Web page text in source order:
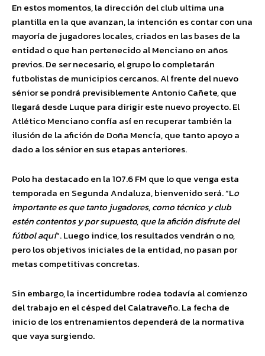
En estos momentos, la dirección del club ultima una
plantilla en la que avanzan, la intención es contar con una
mayoría de jugadores locales, criados en las bases de la
entidad o que han pertenecido al Menciano en años
previos. De ser necesario, el grupo lo completarán
futbolistas de municipios cercanos. Al frente del nuevo
sénior se pondrá previsiblemente Antonio Cañete, que
llegará desde Luque para dirigir este nuevo proyecto. El
Atlético Menciano confía así en recuperar también la
ilusión de la afición de Doña Mencía, que tanto apoyo a
dado a los sénior en sus etapas anteriores.
Polo ha destacado en la 107.6 FM que lo que venga esta
temporada en Segunda Andaluza, bienvenido será. “Lo
importante es que tanto jugadores, como técnico y club
estén contentos y por supuesto, que la afición disfrute del
fútbol aquí“. Luego indice, los resultados vendrán o no,
pero los objetivos iniciales de la entidad, no pasan por
metas competitivas concretas.
Sin embargo, la incertidumbre rodea todavía al comienzo
del trabajo en el césped del Calatraveño. La fecha de
inicio de los entrenamientos dependerá de la normativa
que vaya surgiendo.